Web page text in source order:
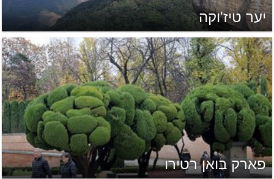
יער טיז'וקה
פארק בואן רטירו